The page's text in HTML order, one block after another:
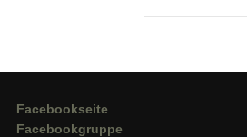
Facebookseite
Facebookgruppe